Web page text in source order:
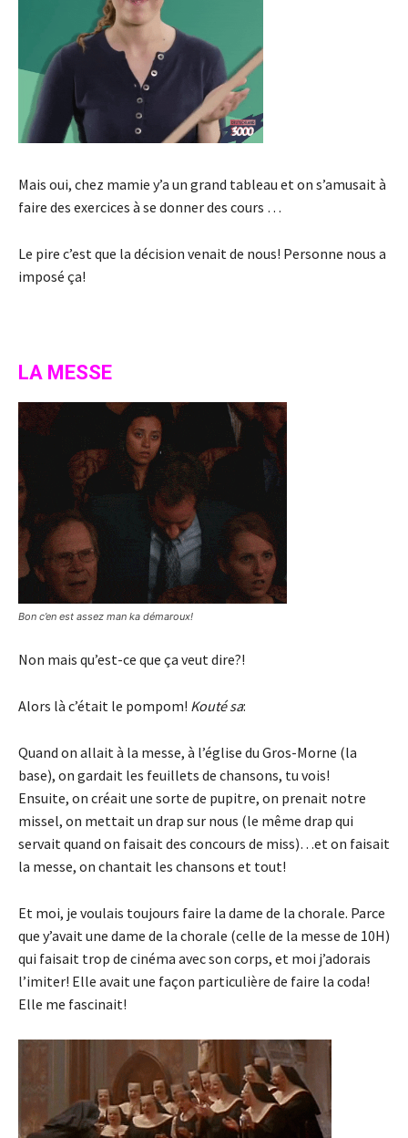
Mais oui, chez mamie y’a un grand tableau et on s’amusait à
faire des exercices à se donner des cours …
Le pire c’est que la décision venait de nous! Personne nous a
imposé ça!
LA MESSE
Bon c’en est assez man ka démaroux!
Non mais qu’est-ce que ça veut dire?!
Alors là c’était le pompom! Kouté sa:
Quand on allait à la messe, à l’église du Gros-Morne (la
base), on gardait les feuillets de chansons, tu vois!
Ensuite, on créait une sorte de pupitre, on prenait notre
missel, on mettait un drap sur nous (le même drap qui
servait quand on faisait des concours de miss)…et on faisait
la messe, on chantait les chansons et tout!
Et moi, je voulais toujours faire la dame de la chorale. Parce
que y’avait une dame de la chorale (celle de la messe de 10H)
qui faisait trop de cinéma avec son corps, et moi j’adorais
l’imiter! Elle avait une façon particulière de faire la coda!
Elle me fascinait!